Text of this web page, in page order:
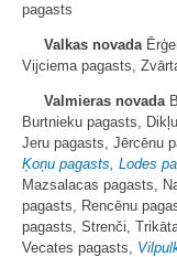
pagasts
Valkas novada
Vijciema pagasts,
Valmieras novada
Burtnieku pagasts,
Jeru pagasts, Jērcēnu
Ķoņu pagasts, Lodes
Mazsalacas pagasts,
pagasts, Rencēnu
pagasts, Strenči,
Vecates pagasts,